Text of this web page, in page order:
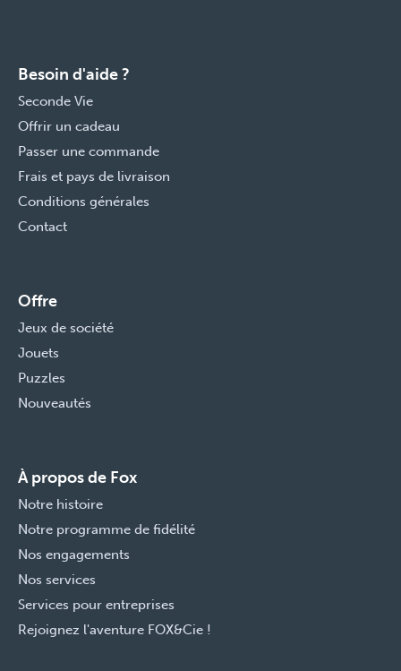
Besoin d'aide ?
Seconde Vie
Offrir un cadeau
Passer une commande
Frais et pays de livraison
Conditions générales
Contact
Offre
Jeux de société
Jouets
Puzzles
Nouveautés
À propos de Fox
Notre histoire
Notre programme de fidélité
Nos engagements
Nos services
Services pour entreprises
Rejoignez l'aventure FOX&Cie !